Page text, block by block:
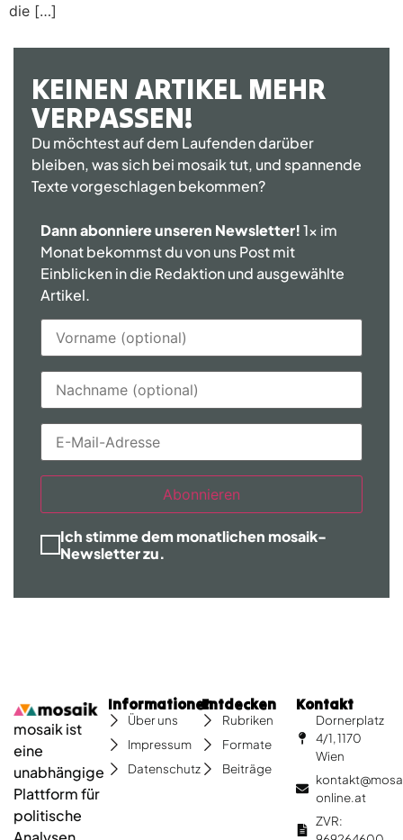
die […]
KEINEN ARTIKEL MEHR
VERPASSEN!
Du möchtest auf dem Laufenden darüber
bleiben, was sich bei mosaik tut, und spannende
Texte vorgeschlagen bekommen?
Dann abonniere unseren Newsletter!1x im
Monat bekommst du von uns Post mit
Einblicken in die Redaktion und ausgewählte
Artikel.
Abonnieren
Ich stimme dem monatlichen mosaik-
Newsletter zu.
mosaik ist
eine
unabhängige
Plattform für
politische
Informationen
Über uns
Impressum
Datenschutz
Entdecken
Rubriken
Formate
Beiträge
Kontakt
Dornerplatz
4/1, 1170
Wien
online.at
ZVR: